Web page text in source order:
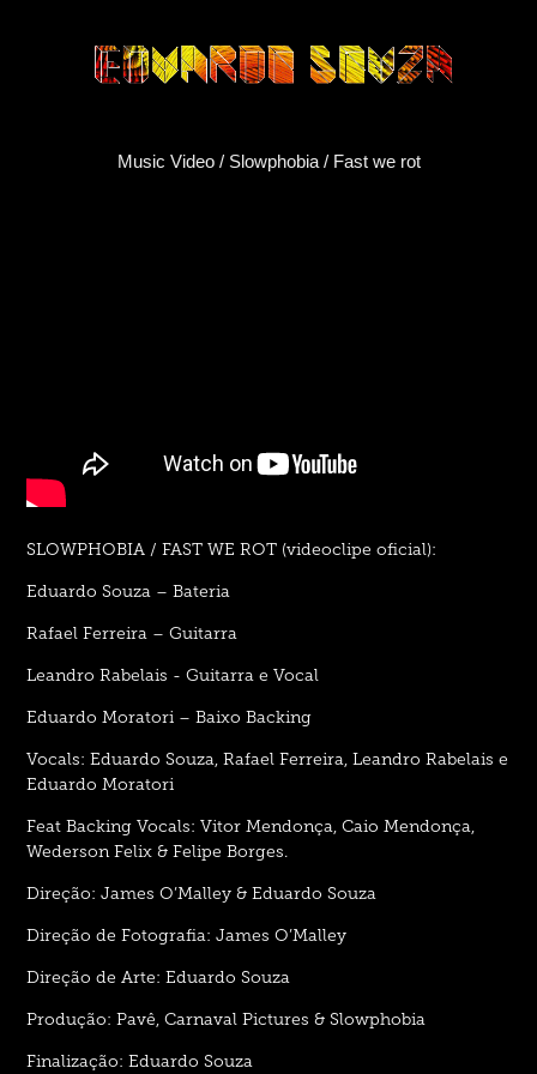
Music Video / Slowphobia / Fast we rot
SLOWPHOBIA / FAST WE ROT (videoclipe oficial):
Eduardo Souza – Bateria
Rafael Ferreira – Guitarra
Leandro Rabelais - Guitarra e Vocal
Eduardo Moratori – Baixo Backing
Vocals: Eduardo Souza, Rafael Ferreira, Leandro Rabelais e
Eduardo Moratori
Feat Backing Vocals: Vitor Mendonça, Caio Mendonça,
Wederson Felix & Felipe Borges.
Direção: James O’Malley & Eduardo Souza
Direção de Fotografia: James O’Malley
Direção de Arte: Eduardo Souza
Produção: Pavê, Carnaval Pictures & Slowphobia
Finalização: Eduardo Souza